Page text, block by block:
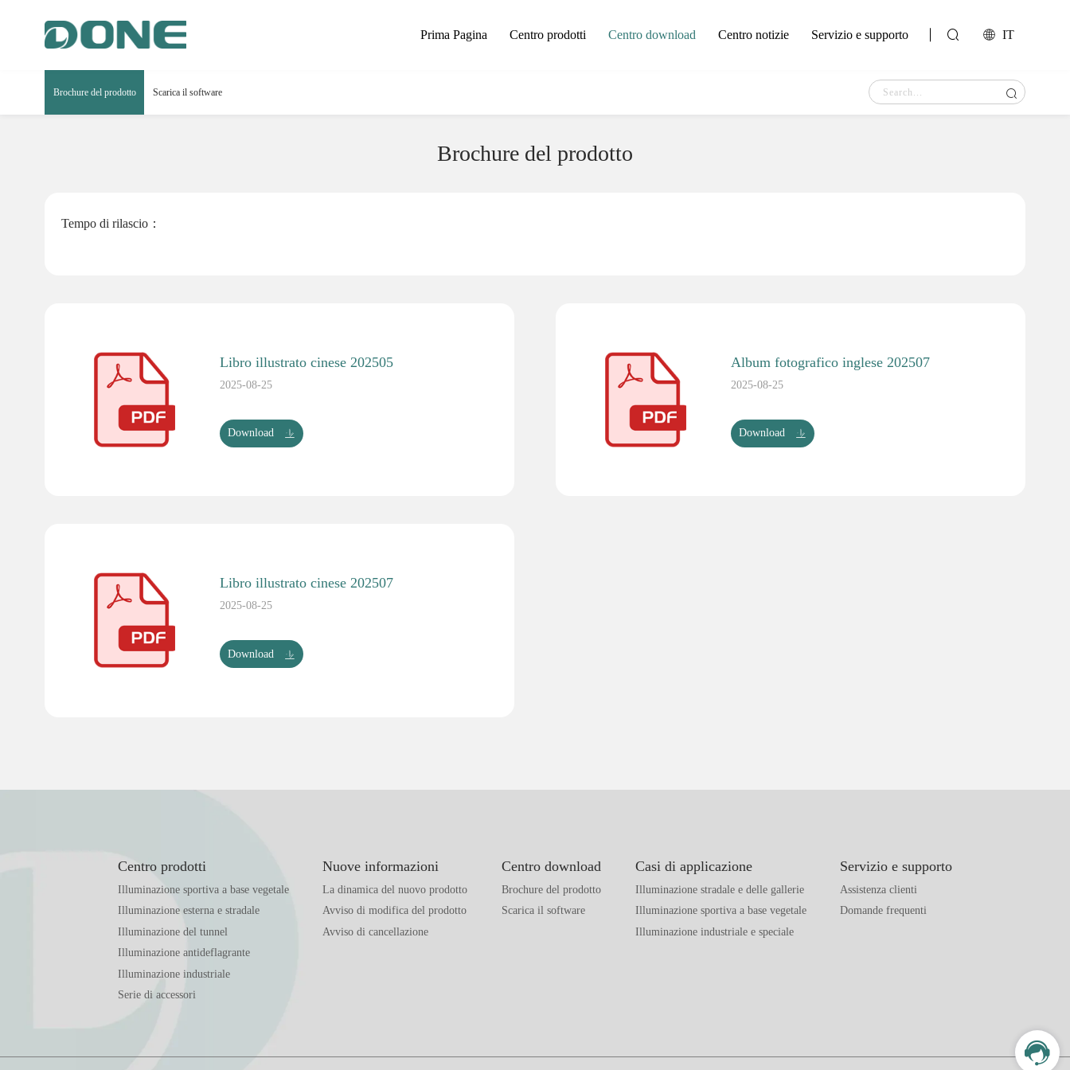
Prima Pagina Centro prodotti Centro download Centro notizie Servizio e supporto IT
Brochure del prodotto Scarica il software
Brochure del prodotto
Tempo di rilascio：
Libro illustrato cinese 202505
2025-08-25
Download
Album fotografico inglese 202507
2025-08-25
Download
Libro illustrato cinese 202507
2025-08-25
Download
Centro prodotti
Illuminazione sportiva a base vegetale
Illuminazione esterna e stradale
Illuminazione del tunnel
Illuminazione antideflagrante
Illuminazione industriale
Serie di accessori
Nuove informazioni
La dinamica del nuovo prodotto
Avviso di modifica del prodotto
Avviso di cancellazione
Centro download
Brochure del prodotto
Scarica il software
Casi di applicazione
Illuminazione stradale e delle gallerie
Illuminazione sportiva a base vegetale
Illuminazione industriale e speciale
Servizio e supporto
Assistenza clienti
Domande frequenti